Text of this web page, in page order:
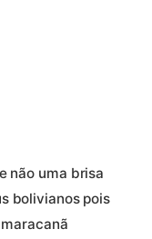
não uma brisa
bolivianos pois